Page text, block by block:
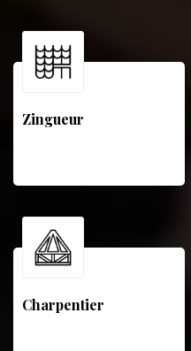
Zingueur
Charpentier